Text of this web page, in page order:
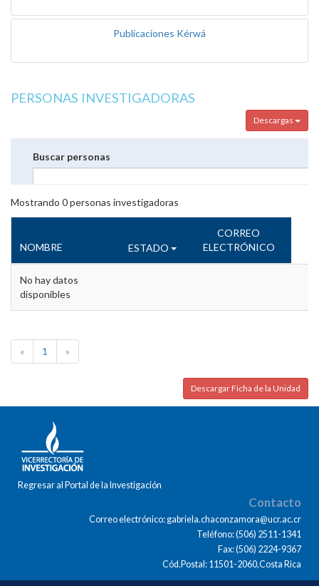
Publicaciones Kérwá
PERSONAS INVESTIGADORAS
Descargas
Buscar personas
Mostrando 0personas investigadoras
NOMBRE ESTADO
CORREO
ELECTRÓNICO
No hay datos
disponibles
« 1 »
Descargar Ficha de la Unidad
Regresar al Portal de la Investigación
Contacto
Correo electrónico: gabriela.chaconzamora@ucr.ac.cr
Teléfono: (506) 2511-1341
Fax: (506) 2224-9367
Cód.Postal: 11501-2060,Costa Rica